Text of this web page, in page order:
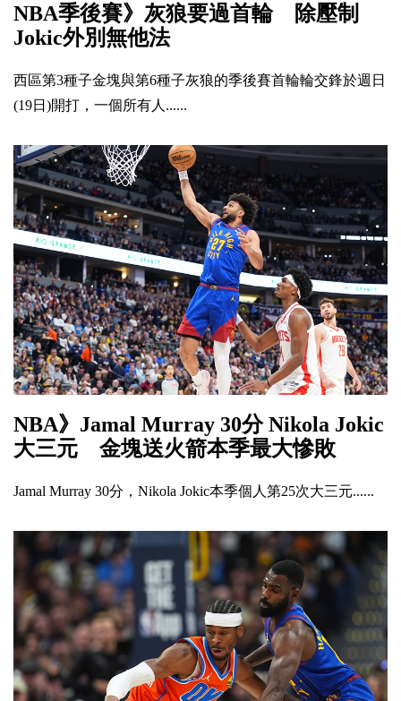
NBA季後賽》灰狼要過首輪 除壓制
Jokic外別無他法
西區第3種子金塊與第6種子灰狼的季後賽首輪輪交鋒於週日
(19日)開打，一個所有人......
NBA》Jamal Murray 30分 Nikola Jokic
大三元 金塊送火箭本季最大慘敗
Jamal Murray 30分，Nikola Jokic本季個人第25次大三元......